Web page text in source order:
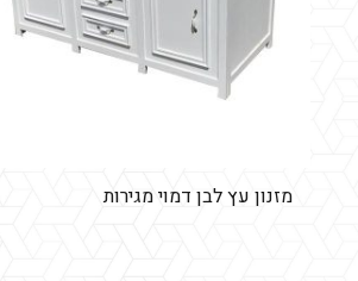
מזנון עץ לבן דמוי מגירות